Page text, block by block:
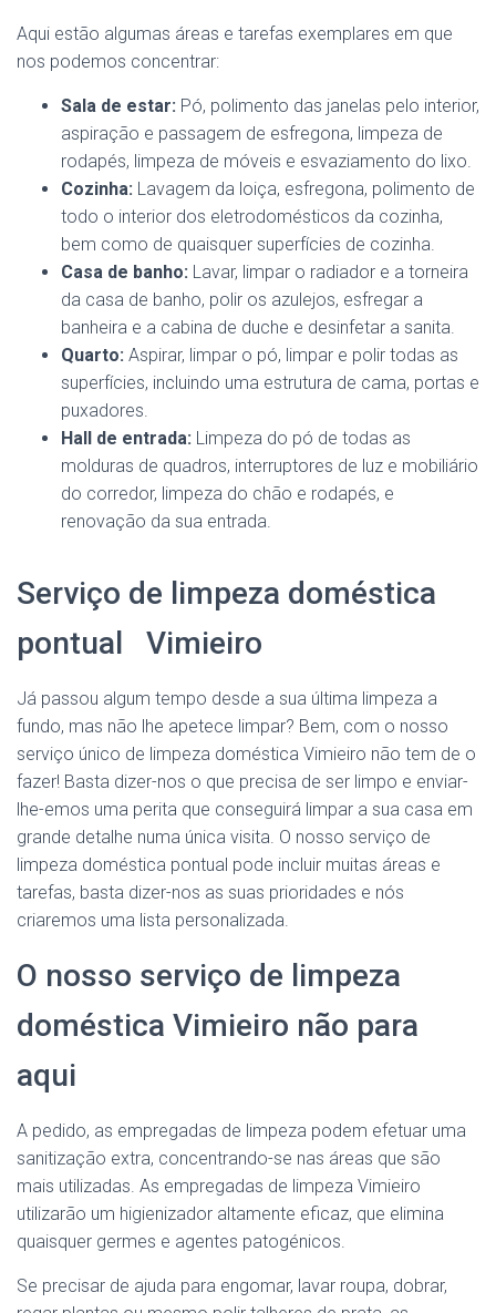
Aqui estão algumas áreas e tarefas exemplares em que
nos podemos concentrar:
Sala de estar: Pó, polimento das janelas pelo interior,
aspiração e passagem de esfregona, limpeza de
rodapés, limpeza de móveis e esvaziamento do lixo.
Cozinha: Lavagem da loiça, esfregona, polimento de
todo o interior dos eletrodomésticos da cozinha,
bem como de quaisquer superfícies de cozinha.
Casa de banho: Lavar, limpar o radiador e a torneira
da casa de banho, polir os azulejos, esfregar a
banheira e a cabina de duche e desinfetar a sanita.
Quarto: Aspirar, limpar o pó, limpar e polir todas as
superfícies, incluindo uma estrutura de cama, portas e
puxadores.
Hall de entrada: Limpeza do pó de todas as
molduras de quadros, interruptores de luz e mobiliário
do corredor, limpeza do chão e rodapés, e
renovação da sua entrada.
Serviço de limpeza doméstica
pontual Vimieiro
Já passou algum tempo desde a sua última limpeza a
fundo, mas não lhe apetece limpar? Bem, com o nosso
serviço único de limpeza doméstica Vimieiro não tem de o
fazer! Basta dizer-nos o que precisa de ser limpo e enviar-
lhe-emos uma perita que conseguirá limpar a sua casa em
grande detalhe numa única visita. O nosso serviço de
limpeza doméstica pontual pode incluir muitas áreas e
tarefas, basta dizer-nos as suas prioridades e nós
criaremos uma lista personalizada.
O nosso serviço de limpeza
doméstica Vimieiro não para
aqui
A pedido, as empregadas de limpeza podem efetuar uma
sanitização extra, concentrando-se nas áreas que são
mais utilizadas. As empregadas de limpeza Vimieiro
utilizarão um higienizador altamente eficaz, que elimina
quaisquer germes e agentes patogénicos.
Se precisar de ajuda para engomar, lavar roupa, dobrar,